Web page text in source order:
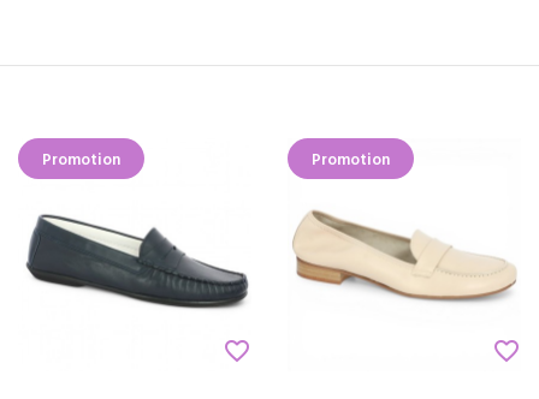
Promotion
favorite_border
Promotion
favorite_border